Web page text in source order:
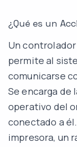
¿Qué es un
Un
permite al
comunicarse
Se encarga de
operativo del
conectado a
impresora, un